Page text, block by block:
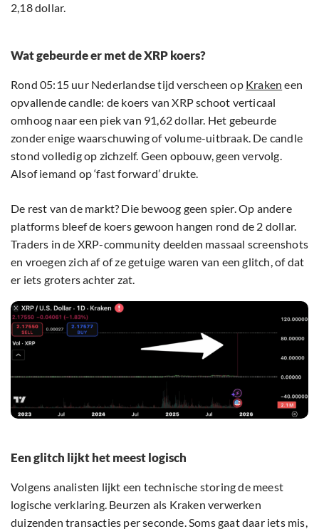
2,18 dollar.
Wat gebeurde er met de XRP koers?
Rond 05:15 uur Nederlandse tijd verscheen op Kraken een
opvallende candle: de koers van XRP schoot verticaal
omhoog naar een piek van 91,62 dollar. Het gebeurde
zonder enige waarschuwing of volume-uitbraak. De candle
stond volledig op zichzelf. Geen opbouw, geen vervolg.
Alsof iemand op ‘fast forward’ drukte.
De rest van de markt? Die bewoog geen spier. Op andere
platforms bleef de koers gewoon hangen rond de 2 dollar.
Traders in de XRP-community deelden massaal screenshots
en vroegen zich af of ze getuige waren van een glitch, of dat
er iets groters achter zat.
Een glitch lijkt het meest logisch
Volgens analisten lijkt een technische storing de meest
logische verklaring. Beurzen als Kraken verwerken
duizenden transacties per seconde. Soms gaat daar iets mis,